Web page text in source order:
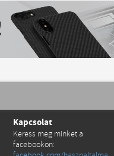
Kapcsolat
Keress meg minket a
facebookon: